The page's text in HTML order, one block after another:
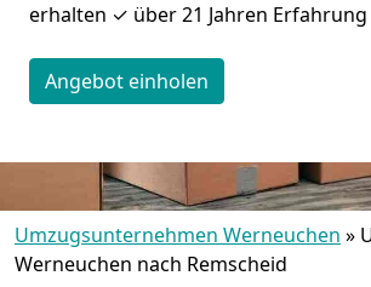
erhalten ✓ über 21 Jahren Erfahrung
Angebot einholen
Umzugsunternehmen Werneuchen »
Werneuchen nach Remscheid